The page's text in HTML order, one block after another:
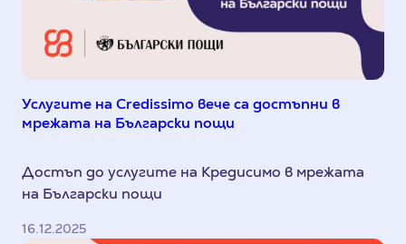
Услугите на Credissimo вече са достъпни в
мрежата на Български пощи
Достъп до услугите на Кредисимо в мрежата
на Български пощи
16.12.2025